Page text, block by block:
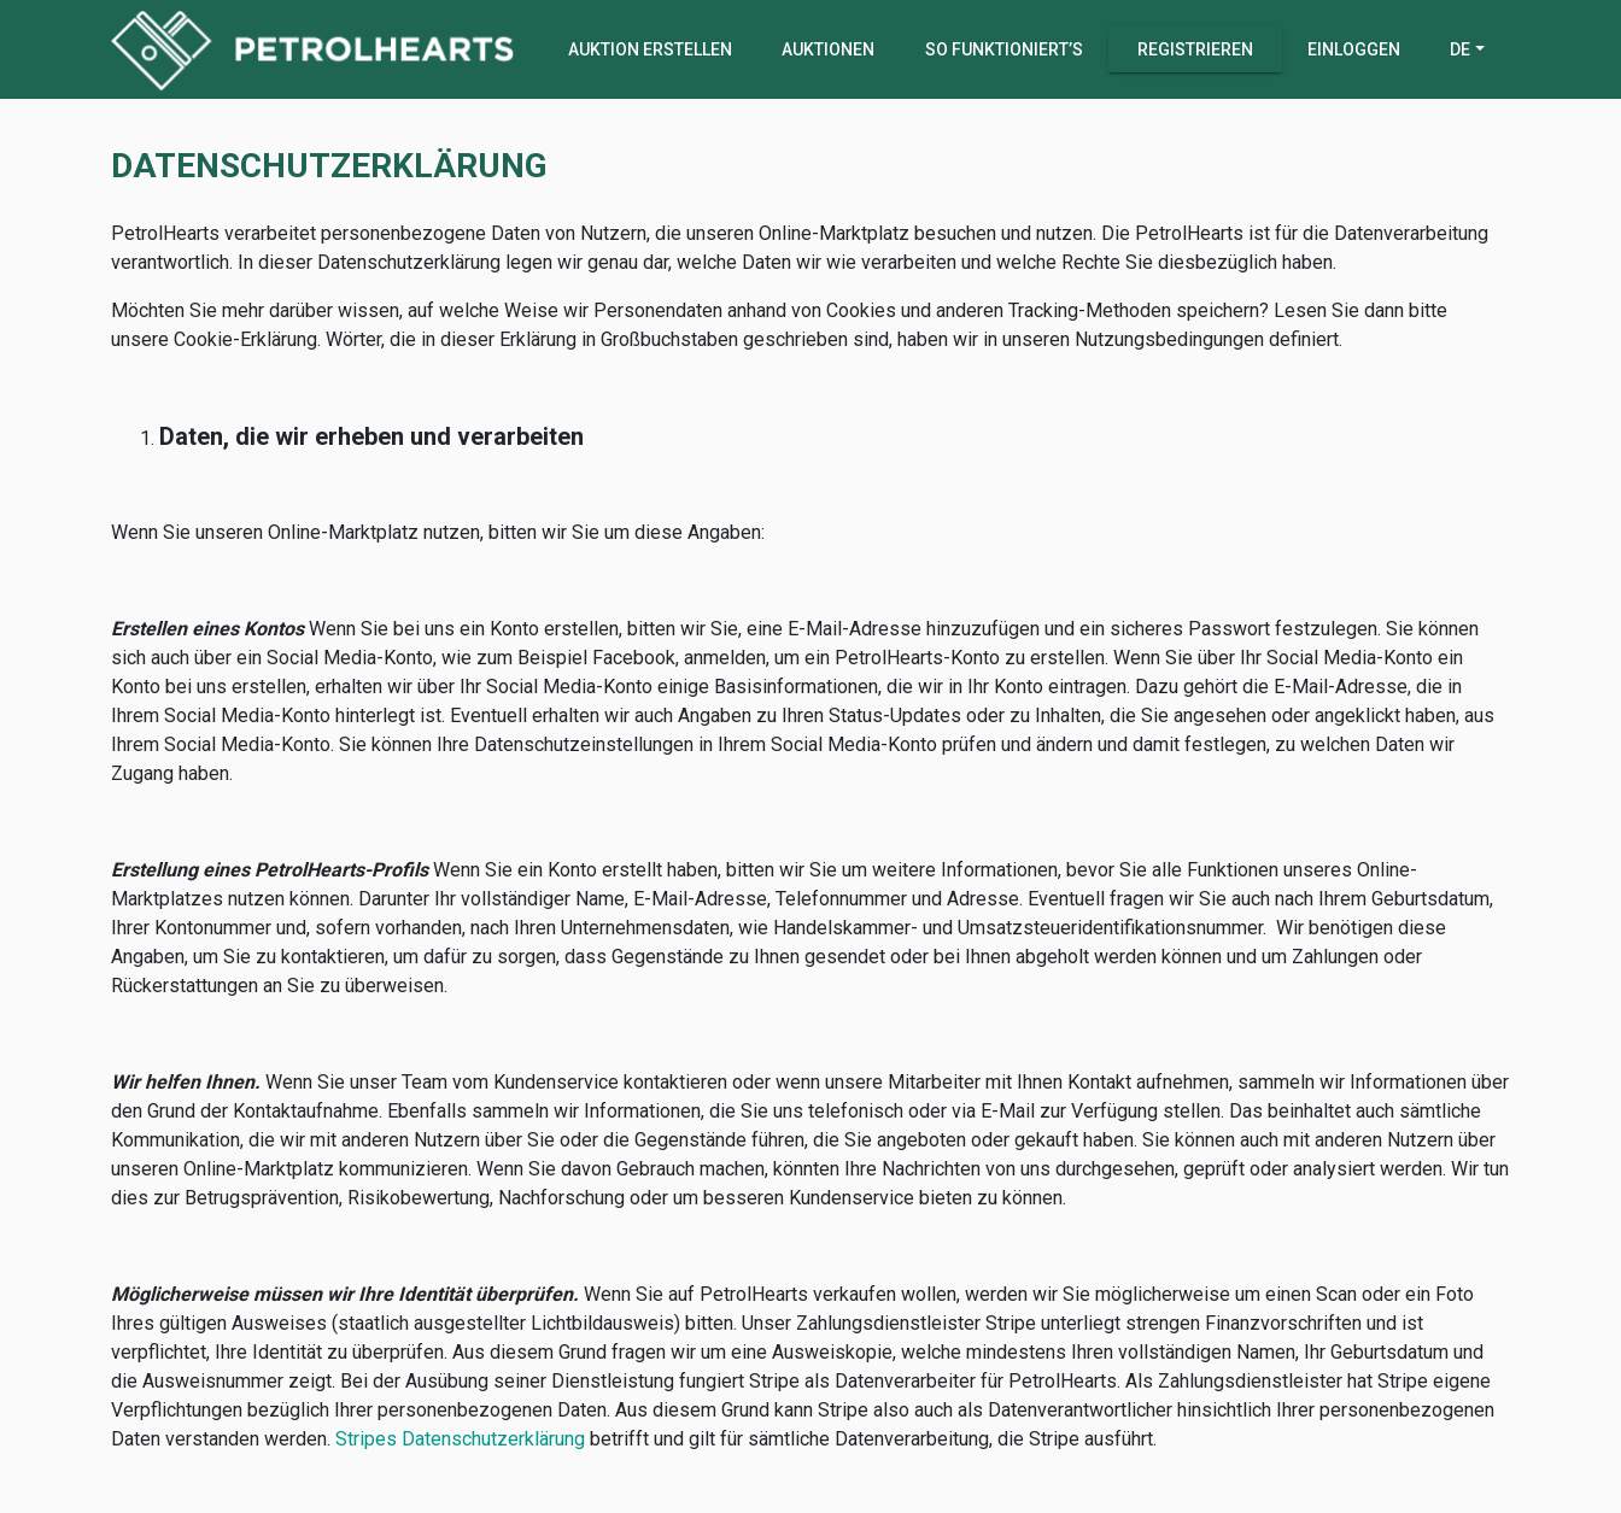
AUKTION ERSTELLEN AUKTIONEN SO FUNKTIONIERT’S REGISTRIEREN EINLOGGEN DE
DATENSCHUTZERKLÄRUNG
PetrolHearts verarbeitet personenbezogene Daten von Nutzern, die unseren Online-Marktplatz besuchen und nutzen. Die PetrolHearts ist für die Datenverarbeitung
verantwortlich. In dieser Datenschutzerklärung legen wir genau dar, welche Daten wir wie verarbeiten und welche Rechte Sie diesbezüglich haben.
Möchten Sie mehr darüber wissen, auf welche Weise wir Personendaten anhand von Cookies und anderen Tracking-Methoden speichern? Lesen Sie dann bitte
unsere Cookie-Erklärung. Wörter, die in dieser Erklärung in Großbuchstaben geschrieben sind, haben wir in unseren Nutzungsbedingungen definiert.
Daten, die wir erheben und verarbeiten
Wenn Sie unseren Online-Marktplatz nutzen, bitten wir Sie um diese Angaben:
Erstellen eines KontosWenn Sie bei uns ein Konto erstellen, bitten wir Sie, eine E-Mail-Adresse hinzuzufügen und ein sicheres Passwort festzulegen. Sie können
sich auch über ein Social Media-Konto, wie zum Beispiel Facebook, anmelden, um ein PetrolHearts-Konto zu erstellen. Wenn Sie über Ihr Social Media-Konto ein
Konto bei uns erstellen, erhalten wir über Ihr Social Media-Konto einige Basisinformationen, die wir in Ihr Konto eintragen. Dazu gehört die E-Mail-Adresse, die in
Ihrem Social Media-Konto hinterlegt ist. Eventuell erhalten wir auch Angaben zu Ihren Status-Updates oder zu Inhalten, die Sie angesehen oder angeklickt haben, aus
Ihrem Social Media-Konto. Sie können Ihre Datenschutzeinstellungen in Ihrem Social Media-Konto prüfen und ändern und damit festlegen, zu welchen Daten wir
Zugang haben.
Erstellung eines PetrolHearts-ProfilsWenn Sie ein Konto erstellt haben, bitten wir Sie um weitere Informationen, bevor Sie alle Funktionen unseres Online-
Marktplatzes nutzen können. Darunter Ihr vollständiger Name, E-Mail-Adresse, Telefonnummer und Adresse. Eventuell fragen wir Sie auch nach Ihrem Geburtsdatum,
Ihrer Kontonummer und, sofern vorhanden, nach Ihren Unternehmensdaten, wie Handelskammer- und Umsatzsteueridentifikationsnummer. Wir benötigen diese
Angaben, um Sie zu kontaktieren, um dafür zu sorgen, dass Gegenstände zu Ihnen gesendet oder bei Ihnen abgeholt werden können und um Zahlungen oder
Rückerstattungen an Sie zu überweisen.
Wir helfen Ihnen. Wenn Sie unser Team vom Kundenservice kontaktieren oder wenn unsere Mitarbeiter mit Ihnen Kontakt aufnehmen, sammeln wir Informationen über
den Grund der Kontaktaufnahme. Ebenfalls sammeln wir Informationen, die Sie uns telefonisch oder via E-Mail zur Verfügung stellen. Das beinhaltet auch sämtliche
Kommunikation, die wir mit anderen Nutzern über Sie oder die Gegenstände führen, die Sie angeboten oder gekauft haben. Sie können auch mit anderen Nutzern über
unseren Online-Marktplatz kommunizieren. Wenn Sie davon Gebrauch machen, könnten Ihre Nachrichten von uns durchgesehen, geprüft oder analysiert werden. Wir tun
dies zur Betrugsprävention, Risikobewertung, Nachforschung oder um besseren Kundenservice bieten zu können.
Möglicherweise müssen wir Ihre Identität überprüfen. Wenn Sie auf PetrolHearts verkaufen wollen, werden wir Sie möglicherweise um einen Scan oder ein Foto
Ihres gültigen Ausweises (staatlich ausgestellter Lichtbildausweis) bitten. Unser Zahlungsdienstleister Stripe unterliegt strengen Finanzvorschriften und ist
verpflichtet, Ihre Identität zu überprüfen. Aus diesem Grund fragen wir um eine Ausweiskopie, welche mindestens Ihren vollständigen Namen, Ihr Geburtsdatum und
die Ausweisnummer zeigt. Bei der Ausübung seiner Dienstleistung fungiert Stripe als Datenverarbeiter für PetrolHearts. Als Zahlungsdienstleister hat Stripe eigene
Verpflichtungen bezüglich Ihrer personenbezogenen Daten. Aus diesem Grund kann Stripe also auch als Datenverantwortlicher hinsichtlich Ihrer personenbezogenen
Daten verstanden werden. Stripes Datenschutzerklärung betrifft und gilt für sämtliche Datenverarbeitung, die Stripe ausführt.